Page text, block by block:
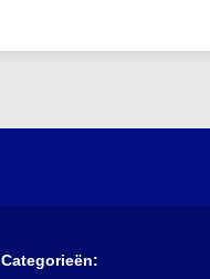
Categorieën: